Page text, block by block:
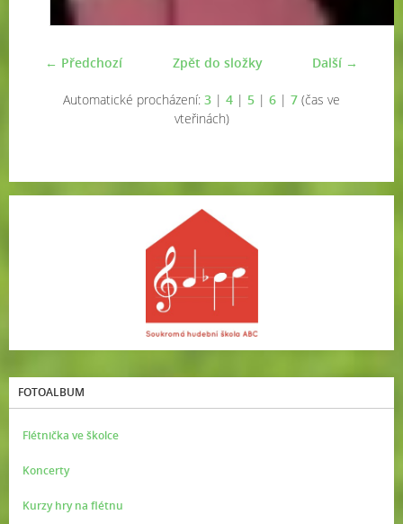
← Předchozí Další →
Zpět do složky
Automatické procházení: 3 | 4 | 5 | 6 | 7 (čas ve
vteřinách)
FOTOALBUM
Flétnička ve školce
Koncerty
Kurzy hry na flétnu